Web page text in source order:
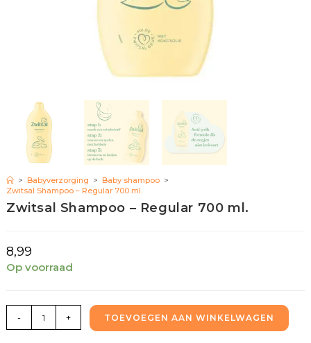
> Babyverzorging > Baby shampoo >
Zwitsal Shampoo – Regular 700 ml.
Zwitsal Shampoo – Regular 700 ml.
8,99
Op voorraad
- + TOEVOEGEN AAN WINKELWAGEN